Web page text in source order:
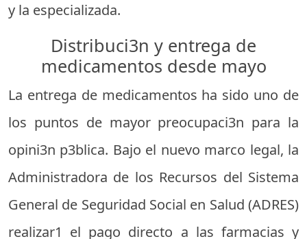
y la especializada.
Distribuci3n y entrega de
medicamentos desde mayo
La entrega de medicamentos ha sido uno de
los puntos de mayor preocupaci3n para la
opini3n p3blica. Bajo el nuevo marco legal, la
Administradora de los Recursos del Sistema
General de Seguridad Social en Salud (ADRES)
realizar1 el pago directo a las farmacias y